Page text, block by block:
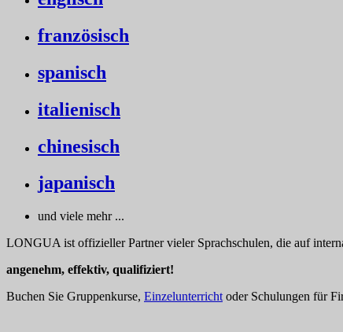
französisch
spanisch
italienisch
chinesisch
japanisch
und viele mehr ...
LONGUA ist offizieller Partner vieler Sprachschulen, die auf
angenehm, effektiv, qualifiziert!
Buchen Sie Gruppenkurse, Einzelunterricht oder Schulungen für